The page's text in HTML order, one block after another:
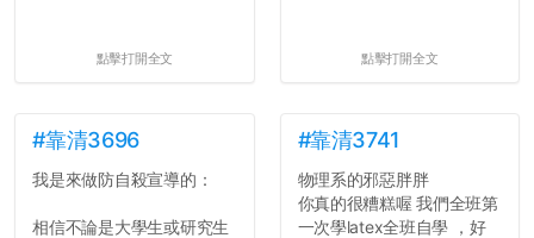
點擊打開全文 點擊打開全文
#靠清3696
我是來做防自殺宣導的：
相信不論是大學生或研究生
#靠清3741
物理系的邪惡胖胖
你真的很糟糕喔 我們全班第
一次學latex全班自學 ，好